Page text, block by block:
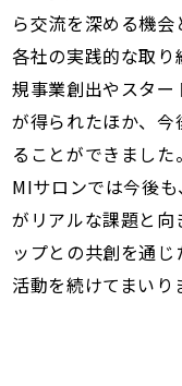
ら交流を深める機会
各社の実践的な取
規事業創出やスタ
が得られたほか、
ることができました。
MIサロンでは今後
がリアルな課題と
ップとの共創を通
活動を続けてまいり